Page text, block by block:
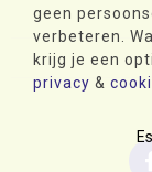
geen
verbeteren.
krijg je een
privacy &